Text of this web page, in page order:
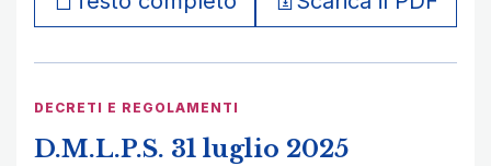
DECRETI E REGOLAMENTI
D.M.L.P.S. 31 luglio 2025